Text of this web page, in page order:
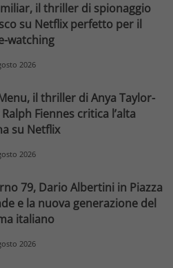
il thriller di spionaggio
su Netflix perfetto per il
watching
2026
il thriller di Anya Taylor-
Ralph Fiennes critica l’alta
su Netflix
2026
79, Dario Albertini in Piazza
e la nuova generazione del
italiano
2026